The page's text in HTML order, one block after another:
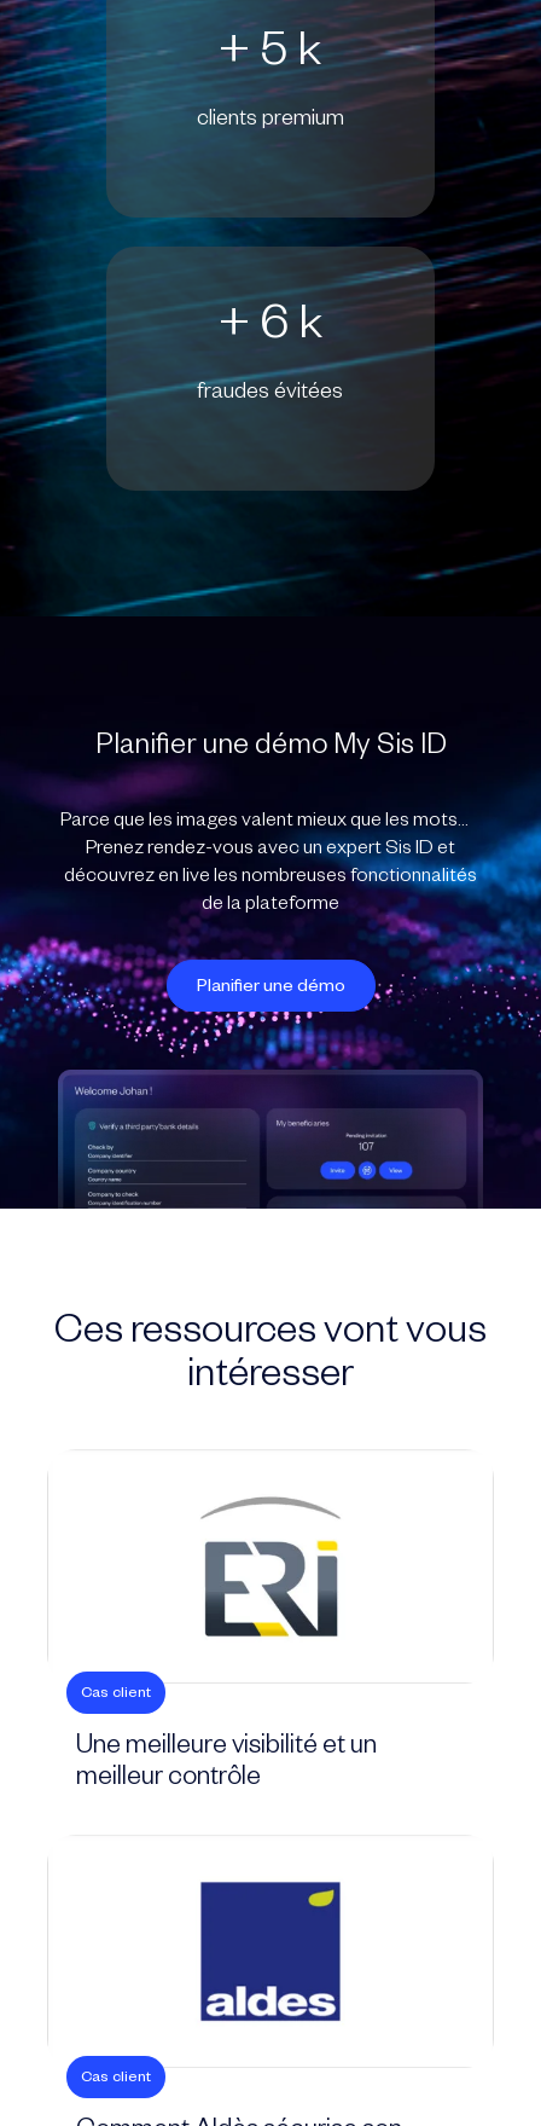
+ 5 k
clients premium
+ 6 k
fraudes évitées
Planifier une démo My Sis ID
Parce que les images valent mieux que les mots…
Prenez rendez-vous avec un expert Sis ID et
découvrez en live les nombreuses fonctionnalités
de la plateforme
Planifier une démo
Ces ressources vont vous
intéresser
Cas client
Une meilleure visibilité et un
meilleur contrôle
Cas client